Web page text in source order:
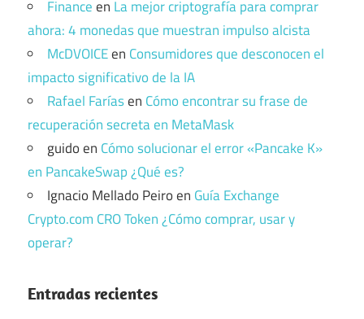
Financeen La mejor criptografía para comprar
ahora: 4 monedas que muestran impulso alcista
McDVOICEen Consumidores que desconocen el
impacto significativo de la IA
Rafael Faríasen Cómo encontrar su frase de
recuperación secreta en MetaMask
guidoen Cómo solucionar el error «Pancake K»
en PancakeSwap ¿Qué es?
Ignacio Mellado Peiroen Guía Exchange
Crypto.com CRO Token ¿Cómo comprar, usar y
operar?
Entradas recientes